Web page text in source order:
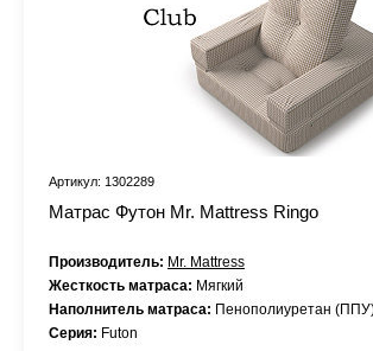
Артикул: 1302289
Матрас Футон Mr. Mattress Ringo
Производитель: Mr. Mattress
Жесткость матраса: Мягкий
Наполнитель матраса: Пенополиуретан
Серия: Futon